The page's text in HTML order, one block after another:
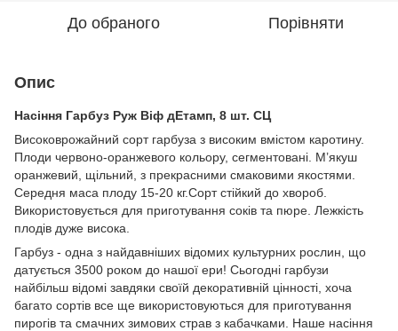
До обраного Порівняти
Опис
Насіння Гарбуз Руж Віф дЕтамп, 8 шт. СЦ
Високоврожайний сорт гарбуза з високим вмістом каротину.
Плоди червоно-оранжевого кольору, сегментовані. М’якуш
оранжевий, щільний, з прекрасними смаковими якостями.
Середня маса плоду 15-20 кг.Сорт стійкий до хвороб.
Використовується для приготування соків та пюре. Лежкість
плодів дуже висока.
Гарбуз - одна з найдавніших відомих культурних рослин, що
датується 3500 роком до нашої ери! Сьогодні гарбузи
найбільш відомі завдяки своїй декоративній цінності, хоча
багато сортів все ще використовуються для приготування
пирогів та смачних зимових страв з кабачками. Наше насіння